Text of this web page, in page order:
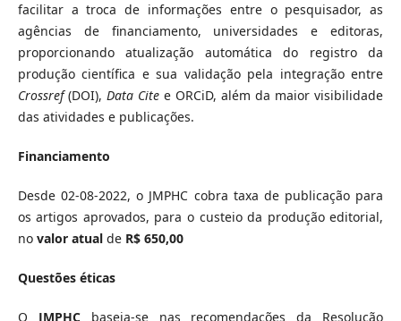
facilitar a troca de informações entre o pesquisador, as
agências de financiamento, universidades e editoras,
proporcionando atualização automática do registro da
produção científica e sua validação pela integração entre
Crossref(DOI), Data Cite e ORCiD, além da maior visibilidade
das atividades e publicações.
Financiamento
Desde 02-08-2022, o JMPHC cobra taxa de publicação para
os artigos aprovados, para o custeio da produção editorial,
no valor atualde R$ 650,00
Questões éticas
O JMPHCbaseia-se nas recomendações da Resolução